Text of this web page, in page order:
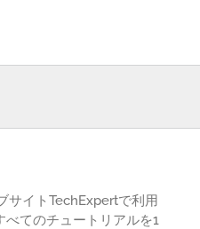
サイトTechExpertで利用
てのチュートリアルを1